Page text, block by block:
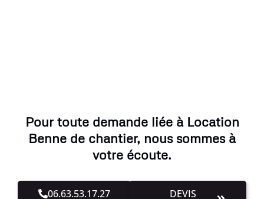
Pour toute demande liée à Location
Benne de chantier, nous sommes à
votre écoute.
06.63.53.17.27 DEVIS